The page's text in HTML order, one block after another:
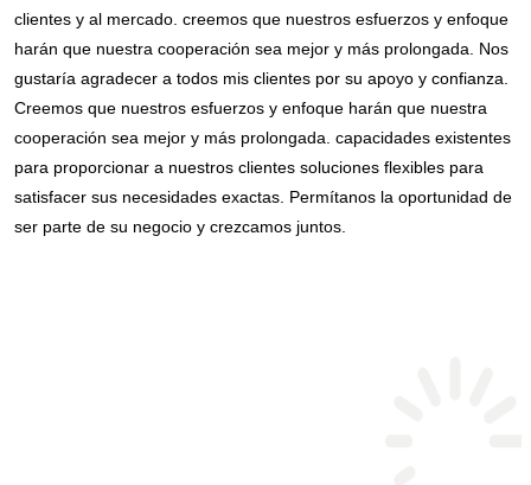
clientes y al mercado. creemos que nuestros esfuerzos y enfoque
harán que nuestra cooperación sea mejor y más prolongada. Nos
gustaría agradecer a todos mis clientes por su apoyo y confianza.
Creemos que nuestros esfuerzos y enfoque harán que nuestra
cooperación sea mejor y más prolongada. capacidades existentes
para proporcionar a nuestros clientes soluciones flexibles para
satisfacer sus necesidades exactas. Permítanos la oportunidad de
ser parte de su negocio y crezcamos juntos.